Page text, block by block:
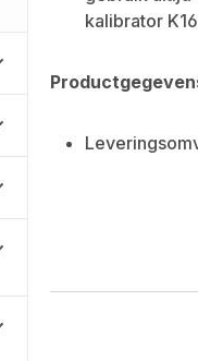
kalibrator